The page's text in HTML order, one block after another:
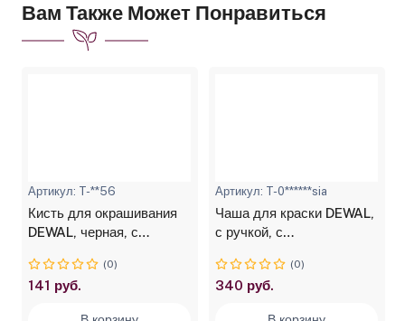
Вам Также Может Понравиться
Артикул: T-**56
Кисть для окрашивания
DEWAL, черная, с
прямой щетиной, с
крючком, узкая 30 мм
(0)
141 руб.
Артикул: T-0******sia
Чаша для краски DEWAL,
с ручкой, с
330 мл
(0)
340 руб.